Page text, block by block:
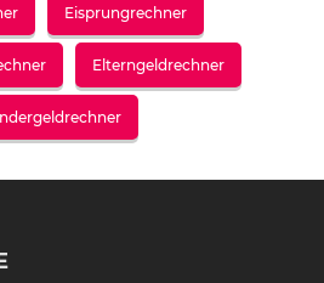
Eisprungrechner
Elterngeldrechner